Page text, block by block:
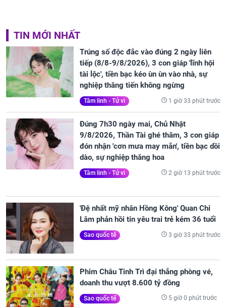
TIN MỚI NHẤT
Trúng số độc đắc vào đúng 2 ngày liên
tiếp (8/8-9/8/2026), 3 con giáp 'lĩnh hội
tài lộc', tiền bạc kéo ùn ùn vào nhà, sự
nghiệp thăng tiến không ngừng
Tâm linh - Tử vi 1 giờ 33 phút trước
Đúng 7h30 ngày mai, Chủ Nhật
9/8/2026, Thần Tài ghé thăm, 3 con giáp
đón nhận 'cơn mưa may mắn', tiền bạc dồi
dào, sự nghiệp thăng hoa
Tâm linh - Tử vi 2 giờ 13 phút trước
'Đệ nhất mỹ nhân Hồng Kông' Quan Chi
Lâm phản hồi tin yêu trai trẻ kém 36 tuổi
Sao quốc tế 3 giờ 33 phút trước
Phim Châu Tinh Trì đại thắng phòng vé,
doanh thu vượt 8.600 tỷ đồng
Sao quốc tế 5 giờ 0 phút trước